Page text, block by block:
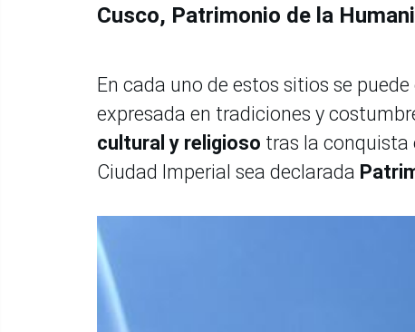
Cusco, Patrimonio de la
En cada uno de estos sitios se
expresada en tradiciones y
cultural y religioso tras la conquista
Ciudad Imperial sea declarada